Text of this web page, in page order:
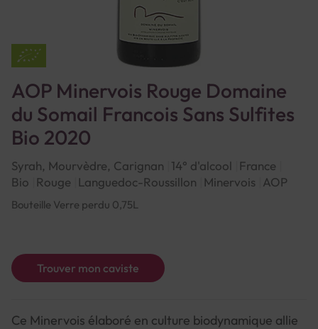
AOP Minervois Rouge Domaine
du Somail Francois Sans Sulfites
Bio 2020
Syrah, Mourvèdre, Carignan 14° d'alcool
France
Bio
Rouge Languedoc-Roussillon Minervois AOP
Bouteille Verre perdu 0,75L
Trouver mon caviste
Ce Minervois élaboré en culture biodynamique allie